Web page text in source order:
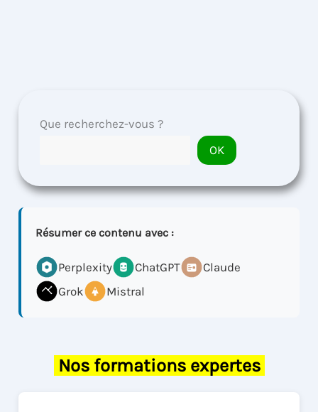
Que recherchez-vous ?
OK
Résumer ce contenu avec :
Perplexity ChatGPT
Claude
Grok
Mistral
Nos formations expertes